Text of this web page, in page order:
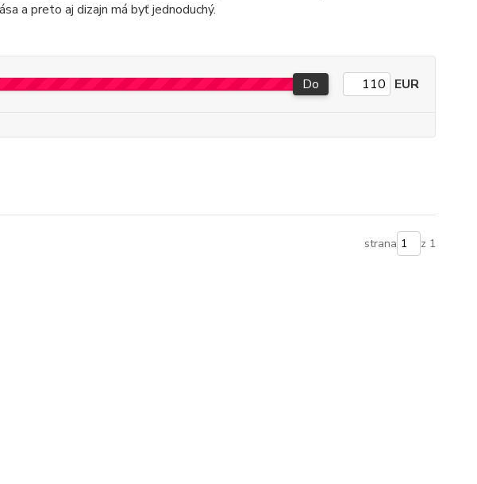
a preto aj dizajn má byť jednoduchý.
Do EUR
strana z 1